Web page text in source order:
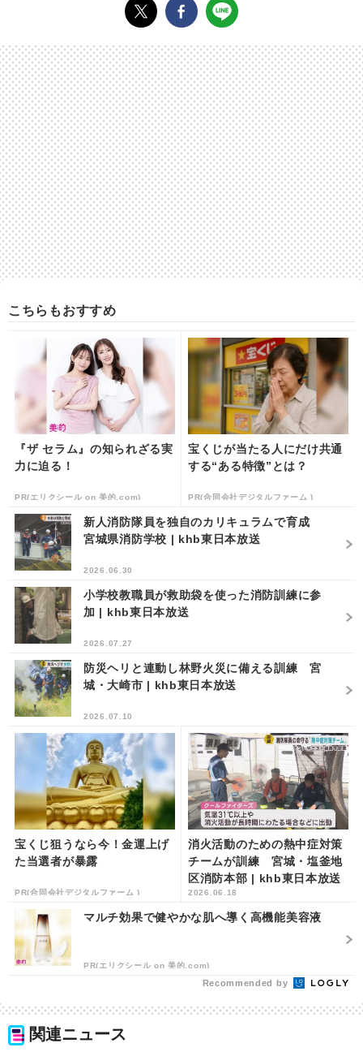
こちらもおすすめ
『ザ セラム』の知られざる実
力に迫る！
PR(エリクシール on 美的.com)
宝くじが当たる人にだけ共通
する“ある特徴”とは？
PR(合同会社デジタルファーム )
新人消防隊員を独自のカリキュラムで育成
宮城県消防学校 | khb東日本放送
2026.06.30
小学校教職員が救助袋を使った消防訓練に参
加 | khb東日本放送
2026.07.27
防災ヘリと連動し林野火災に備える訓練 宮
城・大崎市 | khb東日本放送
2026.07.10
宝くじ狙うなら今！金運上げ
た当選者が暴露
PR(合同会社デジタルファーム )
消火活動のための熱中症対策
チームが訓練 宮城・塩釜地
区消防本部 | khb東日本放送
2026.06.18
マルチ効果で健やかな肌へ導く高機能美容液
PR(エリクシール on 美的.com)
Recommended by
関連ニュース